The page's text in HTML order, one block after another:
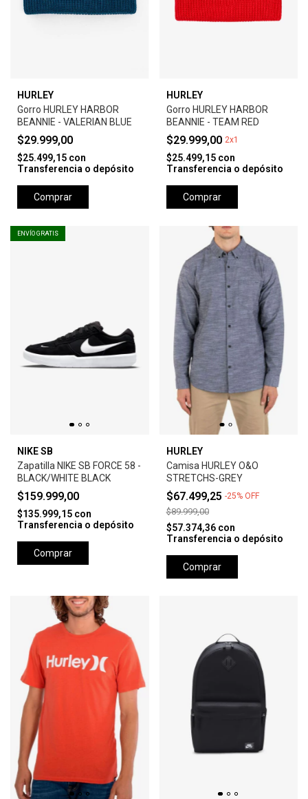
HURLEY
Gorro HURLEY HARBOR
BEANNIE - VALERIAN BLUE
$29.999,00
$25.499,15 con
Transferencia o depósito
Comprar
HURLEY
Gorro HURLEY HARBOR
BEANNIE - TEAM RED
$29.999,00 2x1
$25.499,15 con
Transferencia o depósito
Comprar
ENVÍO GRATIS
NIKE SB
Zapatilla NIKE SB FORCE 58 -
BLACK/WHITE BLACK
$159.999,00
$135.999,15 con
Transferencia o depósito
Comprar
HURLEY
Camisa HURLEY O&O
STRETCHS-GREY
$67.499,25 -25% OFF
$89.999,00
$57.374,36 con
Transferencia o depósito
Comprar